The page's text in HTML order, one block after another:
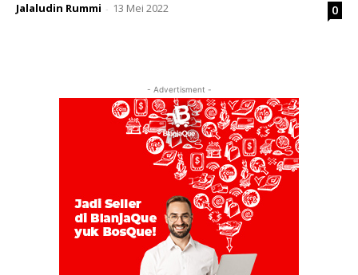
Jalaludin Rummi - 13 Mei 2022 0
- Advertisment -